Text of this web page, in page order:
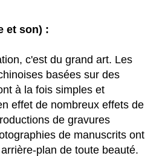
et son) :
c'est du grand art. Les
basées sur des
à la fois simples et
effet de nombreux effets de
de gravures
de manuscrits ont
plan de toute beauté.